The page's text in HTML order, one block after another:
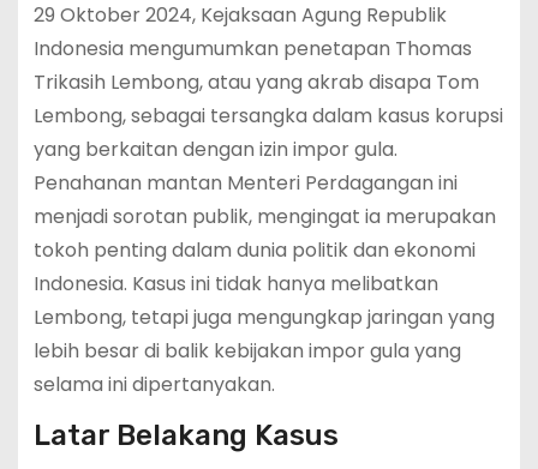
29 Oktober 2024, Kejaksaan Agung Republik
Indonesia mengumumkan penetapan Thomas
Trikasih Lembong, atau yang akrab disapa Tom
Lembong, sebagai tersangka dalam kasus korupsi
yang berkaitan dengan izin impor gula.
Penahanan mantan Menteri Perdagangan ini
menjadi sorotan publik, mengingat ia merupakan
tokoh penting dalam dunia politik dan ekonomi
Indonesia. Kasus ini tidak hanya melibatkan
Lembong, tetapi juga mengungkap jaringan yang
lebih besar di balik kebijakan impor gula yang
selama ini dipertanyakan.
Latar Belakang Kasus